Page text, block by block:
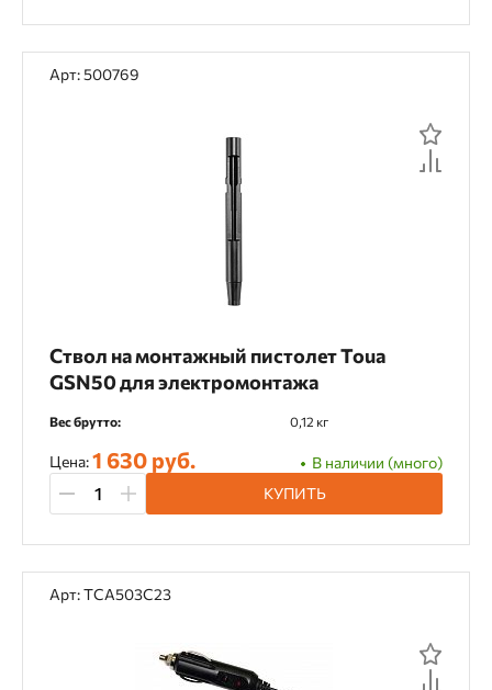
Арт: 500769
Ствол на монтажный пистолет Toua
GSN50 для электромонтажа
Вес брутто: 0,12 кг
Цена:1 630 руб.
В наличии (много)
КУПИТЬ
Арт: TCA503C23